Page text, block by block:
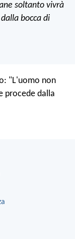
soltanto vivrà
bocca di
"L'uomo non
procede dalla